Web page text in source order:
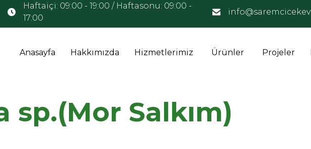
Haftaiçi: 09:00 - 19:00 / Haftasonu: 09:00 -
17:00
Anasayfa Hakkımızda Hizmetlerimiz Ürünler Projeler
sp.(Mor Salkım)